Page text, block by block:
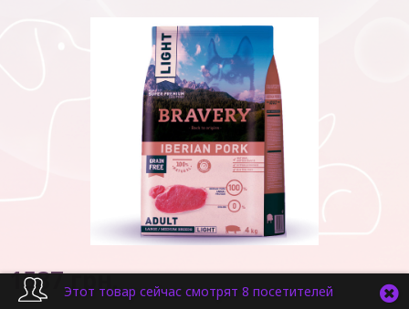
1587грн.
Этот товар сейчас смотрят 8 посетителей